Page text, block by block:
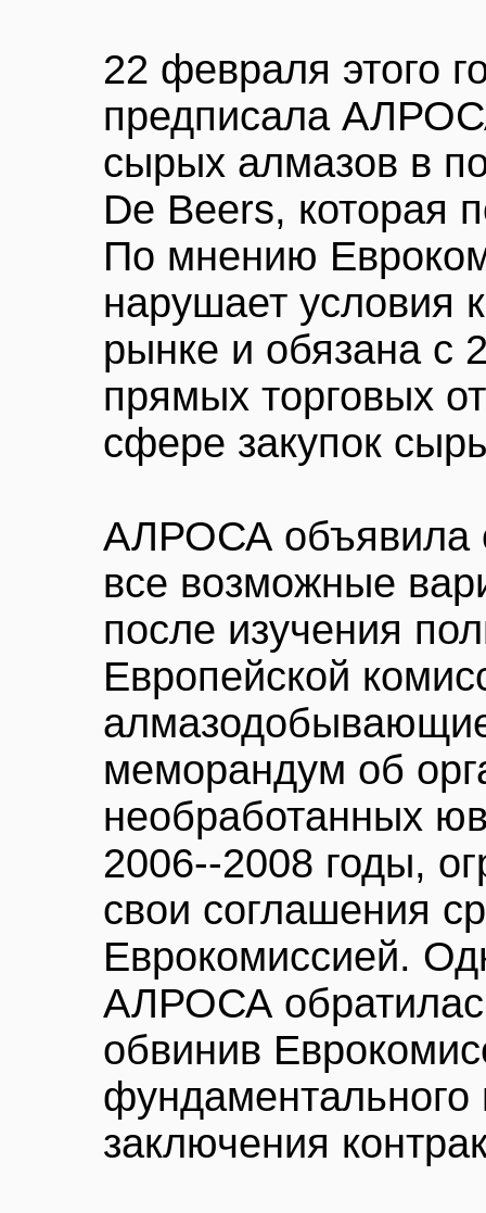
22 февраля этого
предписала
сырых алмазов в
De Beers, которая
По мнению
нарушает условия
рынке и обязана с
прямых торговых
сфере закупок
АЛРОСА объявила
все возможные
после изучения
Европейской
меморандум об
необработанных
2006--2008 годы,
свои соглашения
Еврокомиссией.
АЛРОСА
обвинив
заключения